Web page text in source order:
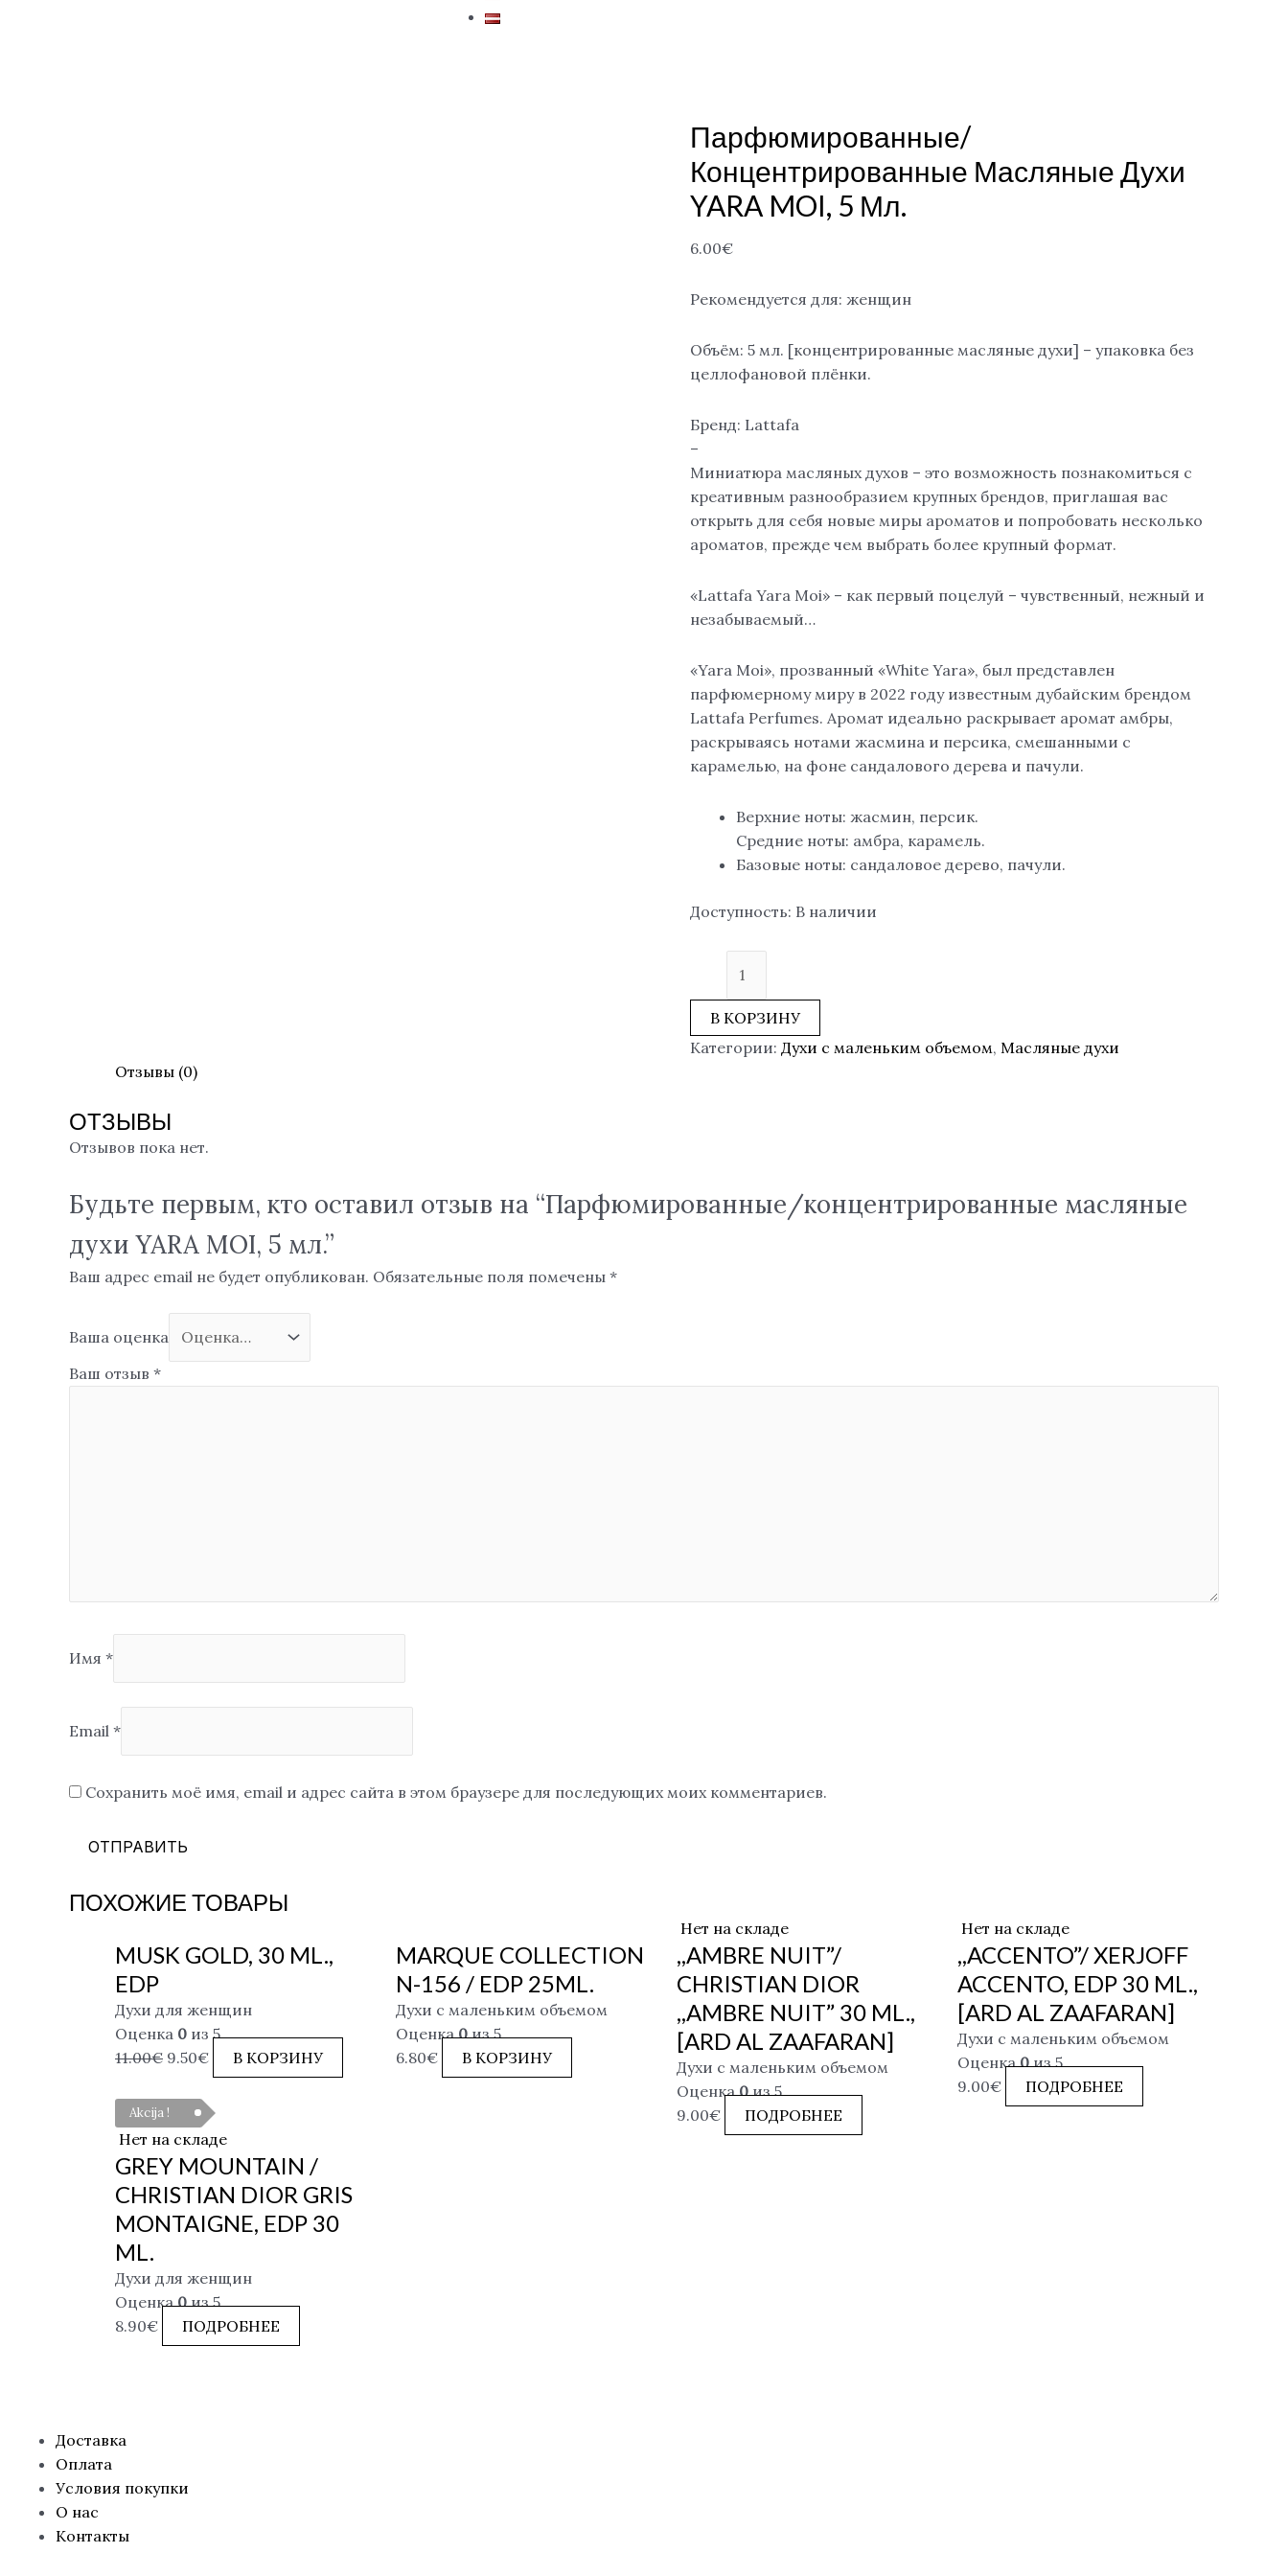
Парфюмированные/
Концентрированные Масляные Духи
YARA MOI, 5 Мл.
6.00€
Рекомендуется для: женщин
Объём: 5 мл. [концентрированные масляные духи] – упаковка без
целлофановой плёнки.
Бренд: Lattafa
–
Миниатюра масляных духов – это возможность познакомиться с
креативным разнообразием крупных брендов, приглашая вас
открыть для себя новые миры ароматов и попробовать несколько
ароматов, прежде чем выбрать более крупный формат.
«Lattafa Yara Moi» – как первый поцелуй – чувственный, нежный и
незабываемый…
«Yara Moi», прозванный «White Yara», был представлен
парфюмерному миру в 2022 году известным дубайским брендом
Lattafa Perfumes. Аромат идеально раскрывает аромат амбры,
раскрываясь нотами жасмина и персика, смешанными с
карамелью, на фоне сандалового дерева и пачули.
Верхние ноты: жасмин, персик.
Средние ноты: амбра, карамель.
Базовые ноты: сандаловое дерево, пачули.
Доступность: В наличии
В КОРЗИНУ
Категории: Духи с маленьким объемом, Масляные духи
Отзывы (0)
ОТЗЫВЫ
Отзывов пока нет.
Будьте первым, кто оставил отзыв на “Парфюмированные/концентрированные масляные
духи YARA MOI, 5 мл.”
Ваш адрес email не будет опубликован. Обязательные поля помечены *
Ваша оценка
Ваш отзыв *
Имя *
Email *
Сохранить моё имя, email и адрес сайта в этом браузере для последующих моих комментариев.
ПОХОЖИЕ ТОВАРЫ
Akcija !
MUSK GOLD, 30 ML.,
EDP
Духи для женщин
Оценка 0 из 5
11.00€ 9.50€ В КОРЗИНУ
MARQUE COLLECTION
N-156 / EDP 25ML.
Духи с маленьким объемом
Оценка0из 5
6.80€ В КОРЗИНУ
Нет на складе
,,AMBRE NUIT”/
CHRISTIAN DIOR
,,AMBRE NUIT” 30 ML.,
[ARD AL ZAAFARAN]
Духи с маленьким объемом
Оценка0из 5
9.00€ ПОДРОБНЕЕ
Нет на складе
,,ACCENTO”/ XERJOFF
ACCENTO, EDP 30 ML.,
[ARD AL ZAAFARAN]
Духи с маленьким объемом
Оценка0из 5
9.00€ ПОДРОБНЕЕ
Нет на складе
GREY MOUNTAIN /
CHRISTIAN DIOR GRIS
MONTAIGNE, EDP 30
ML.
Духи для женщин
Оценка0из 5
8.90€ ПОДРОБНЕЕ
Доставка
Оплата
Условия покупки
О нас
Контакты